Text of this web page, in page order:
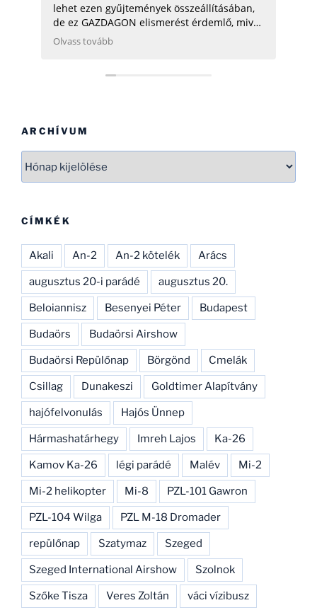
lehet ezen gyűjtemények összeállításában,
de ez GAZDAGON elismerést érdemlő, mivel
ezen adatok összegyűjtése, rendszerezése
helikopterrel (MI2) kapcsolatban tudok
Olvass tovább
ARCHÍVUM
CÍMKÉK
Akali An-2 An-2 kötelék Arács
augusztus 20-i parádé augusztus 20.
Beloiannisz Besenyei Péter Budapest
Budaörs Budaörsi Airshow
Budaörsi Repülőnap Börgönd Cmelák
Csillag Dunakeszi Goldtimer Alapítvány
hajófelvonulás Hajós Ünnep
Hármashatárhegy Imreh Lajos Ka-26
Kamov Ka-26 légi parádé Malév Mi-2
Mi-2 helikopter Mi-8 PZL-101 Gawron
PZL-104 Wilga PZL M-18 Dromader
repülőnap Szatymaz Szeged
Szeged International Airshow Szolnok
Szőke Tisza Veres Zoltán váci vízibusz